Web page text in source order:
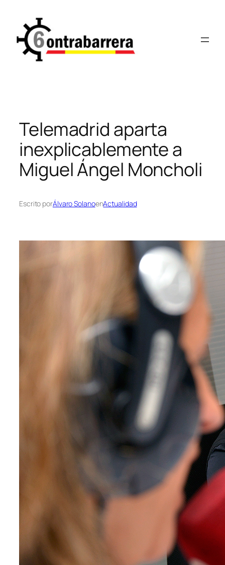
contenido
Telemadrid aparta
inexplicablemente a
Miguel Ángel Moncholi
Escrito porÁlvaro SolanoenActualidad